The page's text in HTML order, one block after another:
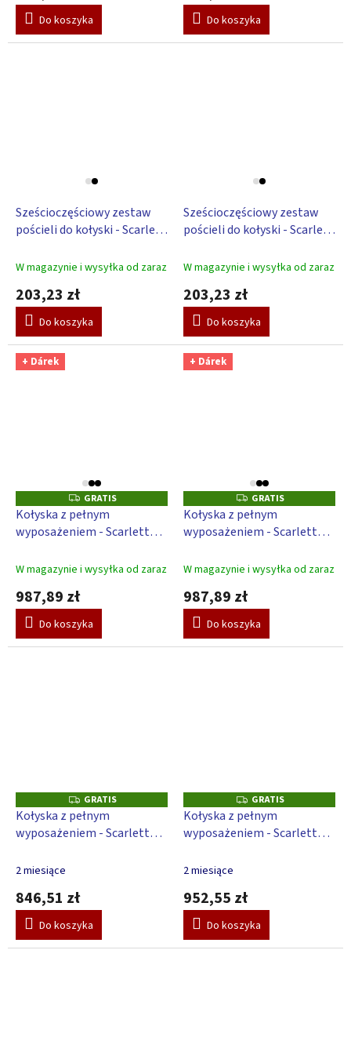
Do koszyka Do koszyka
Sześcioczęściowy zestaw
pościeli do kołyski - Scarlett
W magazynie i wysyłka od zaraz
203,23 zł
Do koszyka
Sześcioczęściowy zestaw
pościeli do kołyski - Scarlett
W magazynie i wysyłka od zaraz
203,23 zł
Do koszyka
+ Dárek
G
R
A
T
GRATIS
Kołyska z pełnym
wyposażeniem - Scarlett
W magazynie i wysyłka od zaraz
987,89 zł
Do koszyka
+ Dárek
G
R
A
T
GRATIS
Kołyska z pełnym
wyposażeniem - Scarlett
W magazynie i wysyłka od zaraz
987,89 zł
Do koszyka
G
R
A
T
GRATIS
Kołyska z pełnym
wyposażeniem - Scarlett
2 miesiące
846,51 zł
Do koszyka
G
R
A
T
GRATIS
Kołyska z pełnym
wyposażeniem - Scarlett
2 miesiące
952,55 zł
Do koszyka